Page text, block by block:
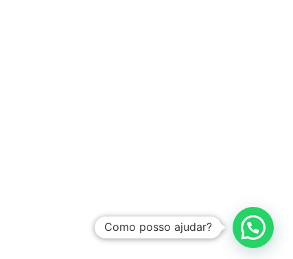
Como posso ajudar?